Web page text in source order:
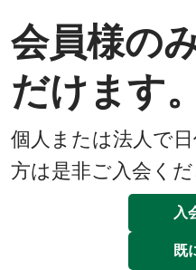
会員様の
だけます。
個人または法人で
方は是非ご入会くだ
入
既